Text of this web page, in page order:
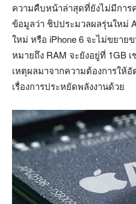
ความคืบหน้าล่าสุดที่ยังไม่มีการ
ข้อมูลว่า ชิปประมวลผลรุ่นใหม่
ใหม่ หรือ iPhone 6 จะไม่ขยาย
หมายถึง RAM จะยังอยู่ที่ 1GB
เหตุผลมาจากความต้องการให้
เรื่องการประหยัดพลังงานด้วย